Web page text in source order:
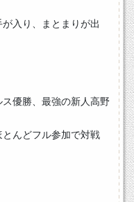
入り、まとまりが出
優勝、最強の新人高野
んどフル参加で対戦